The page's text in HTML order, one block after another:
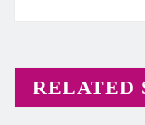
RELATED